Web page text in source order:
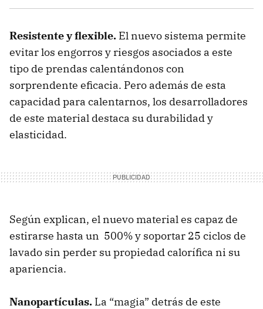
Resistente y flexible. El nuevo sistema permite
evitar los engorros y riesgos asociados a este
tipo de prendas calentándonos con
sorprendente eficacia. Pero además de esta
capacidad para calentarnos, los desarrolladores
de este material destaca su durabilidad y
elasticidad.
Según explican, el nuevo material es capaz de
estirarse hasta un 500% y soportar 25 ciclos de
lavado sin perder su propiedad calorífica ni su
apariencia.
Nanopartículas. La “magia” detrás de este